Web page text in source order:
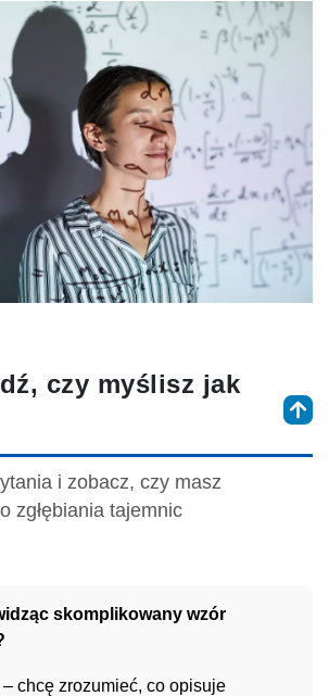
czy myślisz jak
i zobacz, czy masz
zgłębiania tajemnic
skomplikowany wzór
chcę zrozumieć, co opisuje